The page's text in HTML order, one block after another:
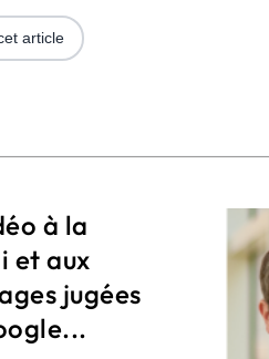
article
à la
et aux
jugées